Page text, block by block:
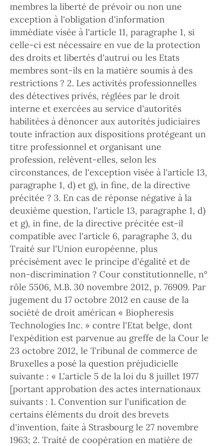
membres la liberté de prévoir ou non une
exception à l'obligation d'information
immédiate visée à l'article 11, paragraphe 1, si
celle-ci est nécessaire en vue de la protection
des droits et libertés d'autrui ou les Etats
membres sont-ils en la matière soumis à des
restrictions ? 2. Les activités professionnelles
des détectives privés, réglées par le droit
interne et exercées au service d'autorités
habilitées à dénoncer aux autorités judiciaires
toute infraction aux dispositions protégeant un
titre professionnel et organisant une
profession, relèvent-elles, selon les
circonstances, de l'exception visée à l'article 13,
paragraphe 1, d) et g), in fine, de la directive
précitée ? 3. En cas de réponse négative à la
deuxième question, l'article 13, paragraphe 1, d)
et g), in fine, de la directive précitée est-il
compatible avec l'article 6, paragraphe 3, du
Traité sur l'Union européenne, plus
précisément avec le principe d'égalité et de
non-discrimination ? Cour constitutionnelle, n°
rôle 5506, M.B. 30 novembre 2012, p. 76909. Par
jugement du 17 octobre 2012 en cause de la
société de droit américan « Biopheresis
Technologies Inc. » contre l'Etat belge, dont
l'expédition est parvenue au greffe de la Cour le
23 octobre 2012, le Tribunal de commerce de
Bruxelles a posé la question préjudicielle
suivante : « L'article 5 de la loi du 8 juillet 1977
[portant approbation des actes internationaux
suivants : 1. Convention sur l'unification de
certains éléments du droit des brevets
d'invention, faite à Strasbourg le 27 novembre
1963; 2. Traité de coopération en matière de